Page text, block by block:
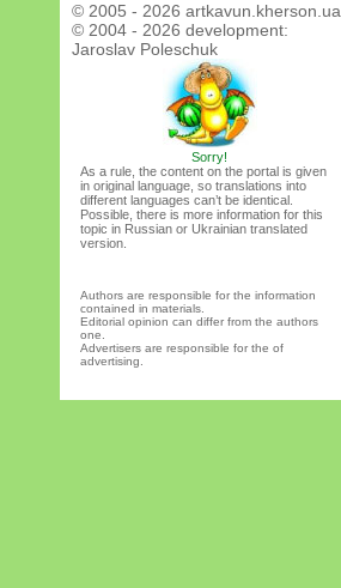
© 2005 - 2026 artkavun.kherson.ua
© 2004 - 2026 development:
Jaroslav Poleschuk
Sorry!
As a rule, the content on the portal is given
in original language, so translations into
different languages can’t be identical.
Possible, there is more information for this
topic in Russian or Ukrainian translated
version.
Authors are responsible for the information
contained in materials.
Editorial opinion can differ from the authors
one.
Advertisers are responsible for the of
advertising.